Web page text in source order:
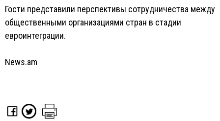
Гости представили перспективы сотрудничества между
общественными организациями стран в стадии
евроинтеграции.
News.am